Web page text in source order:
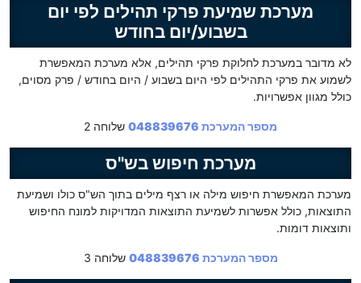
מערכת שמיעת פרקי תהילים לפי יום
בשבוע/יום בחודש
לא מדובר במערכת לחלוקת פרקי תהילים, אלא מערכת המאפשרת
לשמוע את פרקי התהילים לפי היום בשבוע / היום בחודש / פרק מסוים,
כולל מגוון אפשרויות.
מספר המערכת 048839676 שלוחה 2
מערכת חיפוש בש"ס
מערכת המאפשרת חיפוש מילה או רצף מילים בתוך הש"ס כולו ושמיעת
התוצאות, כולל אפשרות לשמיעת התוצאות המדויקות למונח החיפוש
ותוצאות דומות.
מספר המערכת 048839676 שלוחה 3